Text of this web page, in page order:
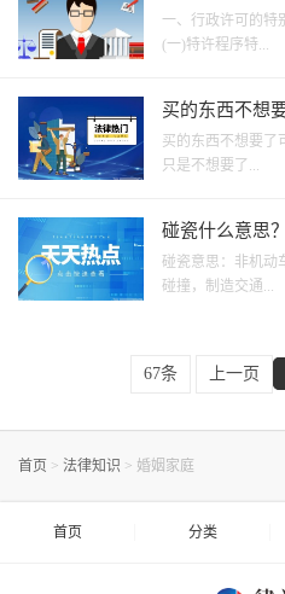
许有哪些特征
一、行政许可的特
(一)特许程序特...
买的东西不想
了然后不要了
买的东西不想要了
只是不想要了...
碰瓷什么意思
是什么？
碰瓷意思：非机动
碰撞，制造交通...
67条 上一页
首页 > 法律知识 > 婚姻家庭
首页 分类